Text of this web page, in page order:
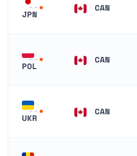
JPN
CAN
POL
CAN
UKR
CAN